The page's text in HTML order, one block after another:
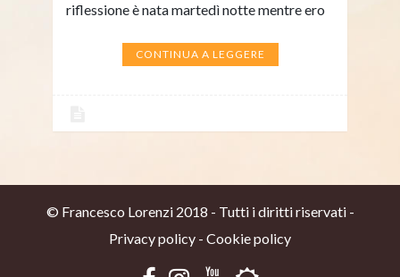
riflessione è nata martedì notte mentre ero
CONTINUA A LEGGERE
© Francesco Lorenzi 2018 - Tutti i diritti riservati -
Privacy policy - Cookie policy